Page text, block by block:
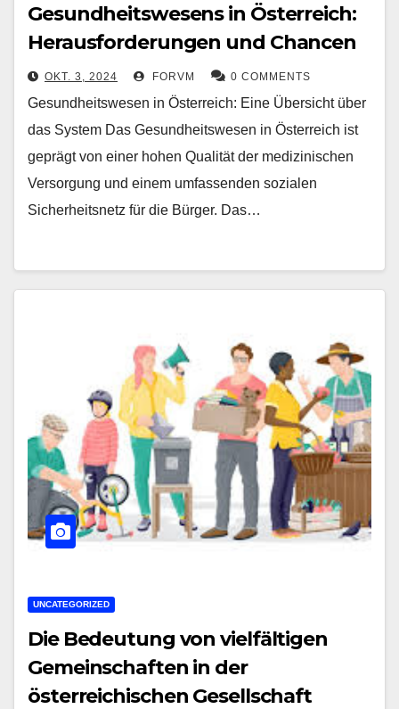
Gesundheitswesens in Österreich:
Herausforderungen und Chancen
OKT. 3, 2024 FORVM 0 COMMENTS
Gesundheitswesen in Österreich: Eine Übersicht über
das System Das Gesundheitswesen in Österreich ist
geprägt von einer hohen Qualität der medizinischen
Versorgung und einem umfassenden sozialen
Sicherheitsnetz für die Bürger. Das…
UNCATEGORIZED
Die Bedeutung von vielfältigen
Gemeinschaften in der
österreichischen Gesellschaft